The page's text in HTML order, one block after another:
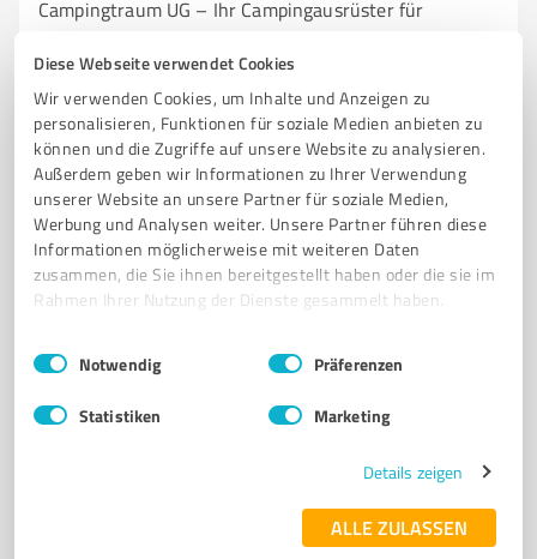
Diese Webseite verwendet Cookies
Wir verwenden Cookies, um Inhalte und Anzeigen zu
personalisieren, Funktionen für soziale Medien anbieten zu
können und die Zugriffe auf unsere Website zu analysieren.
Außerdem geben wir Informationen zu Ihrer Verwendung
unserer Website an unsere Partner für soziale Medien,
Werbung und Analysen weiter. Unsere Partner führen diese
Informationen möglicherweise mit weiteren Daten
zusammen, die Sie ihnen bereitgestellt haben oder die sie im
Rahmen Ihrer Nutzung der Dienste gesammelt haben.
Impressum Datenschutzbestimmungen
Einwilligungsauswahl
Notwendig Präferenzen
Statistiken Marketing
Details zeigen
ALLE ZULASSEN
Campingtraum UG – Ihr Campingausrüster für
EINBRUCHHEMMUNG PHOTOVOLTAIK REPARATURSERVICE
CAMPINGBERATUNG PADERBORN BORCHEN
INDIVIDUELLE LÖSUNGEN PROFESSIONELLES WERKZEUG
Haarener Str. 25, 33178 Borchen
kontakt@campingtraum.com www.campingtraum.com/
14Bewertungen (1 Quelle)
SUNLIFE® Produktions- und
Vertriebsgesellschaft mbH